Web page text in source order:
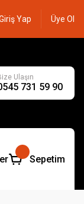
Yap Üye Ol
Ulaşın
731 59 90
Sepetim